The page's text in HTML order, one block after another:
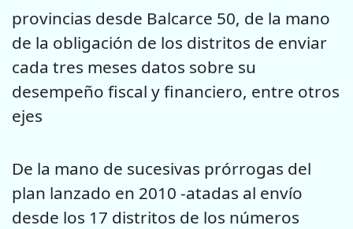
provincias desde Balcarce 50, de la mano
de la obligación de los distritos de enviar
cada tres meses datos sobre su
desempeño fiscal y financiero, entre otros
ejes
De la mano de sucesivas prórrogas del
plan lanzado en 2010 -atadas al envío
desde los 17 distritos de los números